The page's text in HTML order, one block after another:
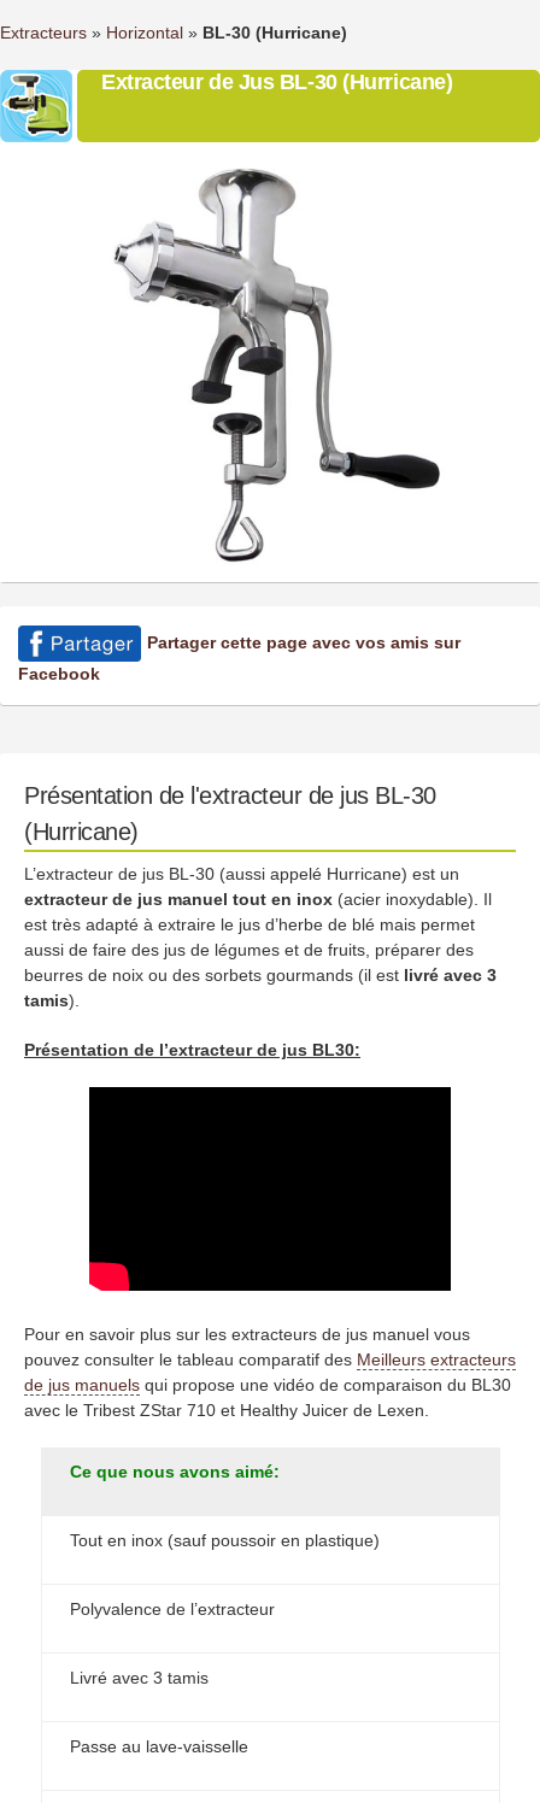
Extracteurs » Horizontal » BL-30 (Hurricane)
Extracteur de Jus BL-30 (Hurricane)
Partager cette page avec vos amis sur
Facebook
Présentation de l'extracteur de jus BL-30
(Hurricane)
L’extracteur de jus BL-30 (aussi appelé Hurricane) est un
extracteur de jus manuel tout en inox (acier inoxydable). Il
est très adapté à extraire le jus d’herbe de blé mais permet
aussi de faire des jus de légumes et de fruits, préparer des
beurres de noix ou des sorbets gourmands (il est livré avec 3
tamis).
Présentation de l’extracteur de jus BL30:
Pour en savoir plus sur les extracteurs de jus manuel vous
pouvez consulter le tableau comparatif des Meilleurs extracteurs
de jus manuels qui propose une vidéo de comparaison du BL30
avec le Tribest ZStar 710 et Healthy Juicer de Lexen.
Ce que nous avons aimé:
Tout en inox (sauf poussoir en plastique)
Polyvalence de l’extracteur
Livré avec 3 tamis
Passe au lave-vaisselle